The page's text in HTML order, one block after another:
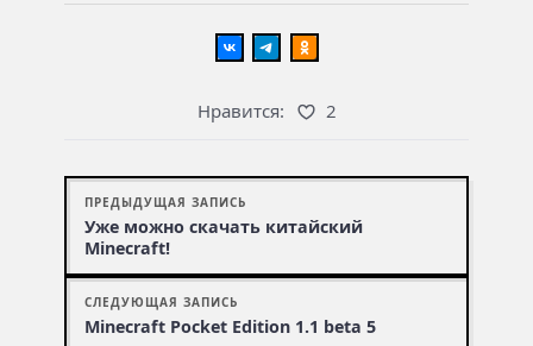
Нравится: 2
ПРЕДЫДУЩАЯ ЗАПИСЬ
Уже можно скачать китайский
Minecraft!
СЛЕДУЮЩАЯ ЗАПИСЬ
Minecraft Pocket Edition 1.1 beta 5